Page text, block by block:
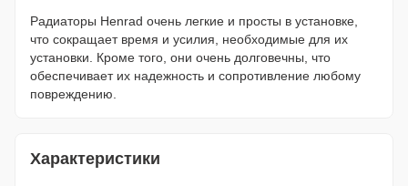
Радиаторы Henrad очень легкие и просты в установке,
что сокращает время и усилия, необходимые для их
установки. Кроме того, они очень долговечны, что
обеспечивает их надежность и сопротивление любому
повреждению.
Характеристики